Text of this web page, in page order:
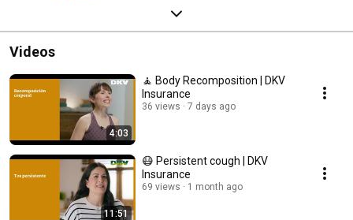
Videos
4:03
🧘 Body Recomposition | DKV
Insurance
36 views 7 days ago
11:51
😷 Persistent cough | DKV
Insurance
69 views 1 month ago